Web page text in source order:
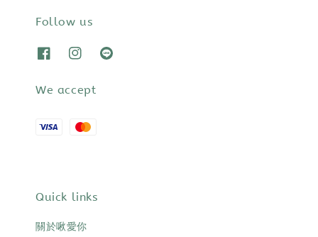
Follow us
We accept
Quick links
關於啾愛你